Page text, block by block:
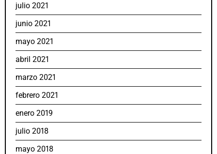
julio 2021
junio 2021
mayo 2021
abril 2021
marzo 2021
febrero 2021
enero 2019
julio 2018
mayo 2018